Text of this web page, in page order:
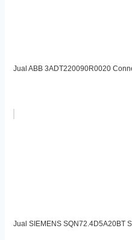
Jual ABB 3ADT220090R0020
Jual SIEMENS SQN72.4D5A20BT